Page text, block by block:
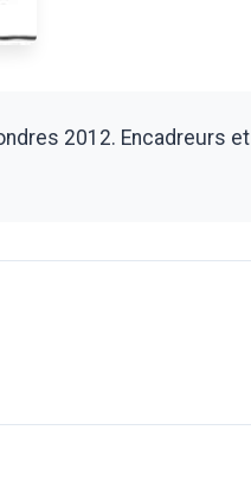
2012. Encadreurs et